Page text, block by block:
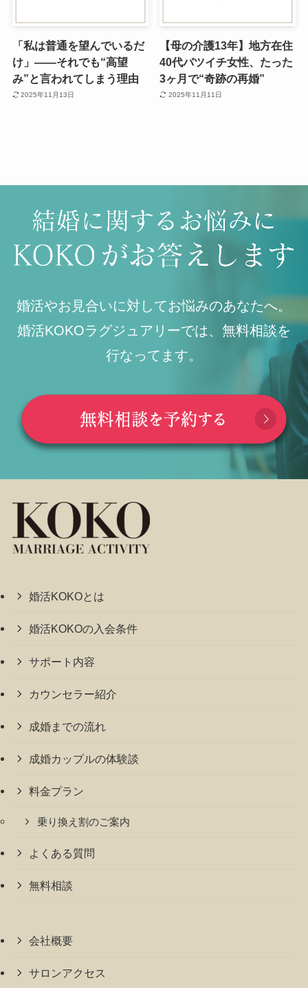
「私は普通を望んでいるだ
け」——それでも“高望
み”と言われてしまう理由
2025年11月13日
【母の介護13年】地方在住
40代バツイチ女性、たった
3ヶ月で“奇跡の再婚”
2025年11月11日
婚活やお見合いに対してお悩みのあなたへ。
婚活KOKOラグジュアリーでは、無料相談を
行なってます。
婚活KOKOとは
婚活KOKOの入会条件
サポート内容
カウンセラー紹介
成婚までの流れ
成婚カップルの体験談
料金プラン
乗り換え割のご案内
よくある質問
無料相談
会社概要
サロンアクセス